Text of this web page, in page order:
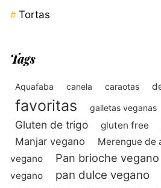
Tortas
Tags
Aquafaba canela caraotas
favoritas galletas veganas
Gluten de trigo gluten free
Manjar vegano Merengue de
vegano
Pan brioche vegano
vegano
pan dulce vegano